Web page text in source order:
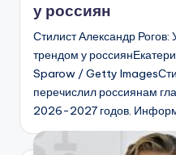
у россиян
Стилист Александр Рогов:
трендом у
Sparow / Getty
перечислил россиянам
2026-2027 годов.